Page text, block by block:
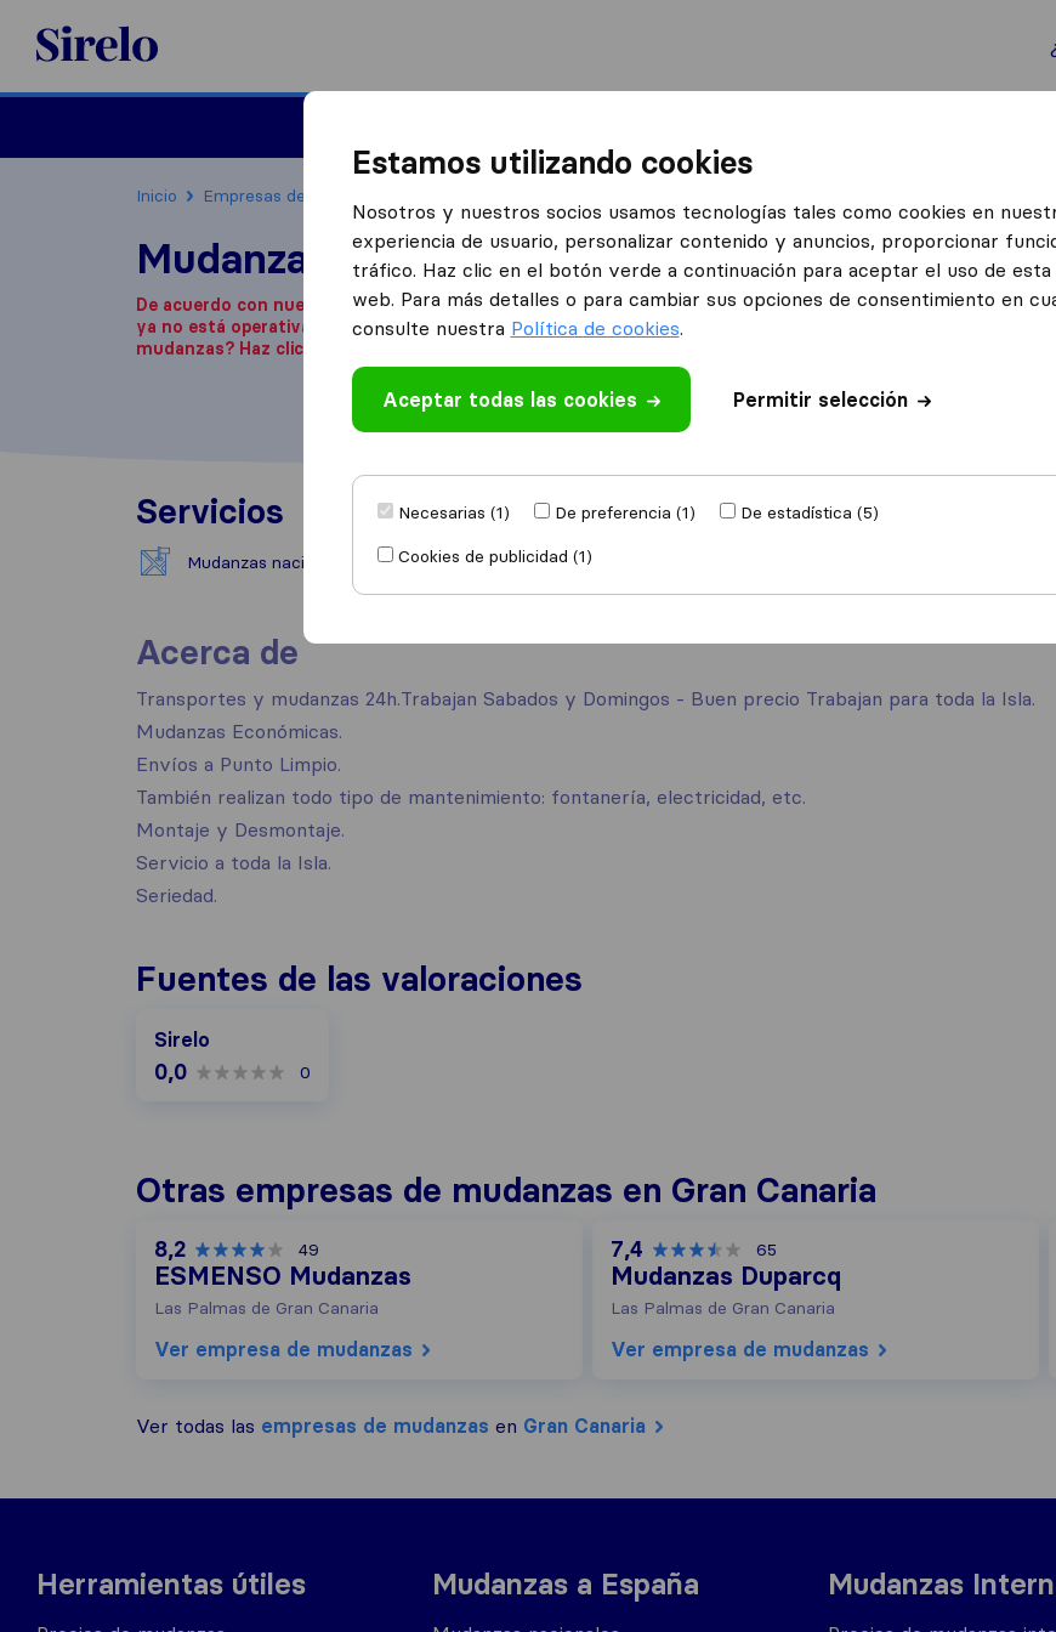
Sirelo.es
Inicio Empresas de mudanzas
Mudanzas 24h José
De acuerdo con nuestra información, esta empresa de mudanzas
ya no está operativa.
¿Estás buscando una empresa de
mudanzas? Haz clic
Servicios
Mudanzas nacionales
Acerca de
Transportes y mudanzas 24h.Trabajan Sabados y Domingos - Buen precio Trabajan para toda la Isla.
Mudanzas Económicas.
Envíos a Punto Limpio.
También realizan todo tipo de mantenimiento: fontanería, electricidad, etc.
Montaje y Desmontaje.
Servicio a toda la Isla.
Seriedad.
Fuentes de las valoraciones
Sirelo
0,0 0
Otras empresas de mudanzas en Gran Canaria
8,2 49
ESMENSO Mudanzas
Las Palmas de Gran Canaria
Ver empresa de mudanzas
7,4 65
Mudanzas Duparcq
Las Palmas de Gran Canaria
Ver empresa de mudanzas
Ver todas las empresas de mudanzas en Gran Canaria
Herramientas útiles Mudanzas a España Mudanzas
Estamos utilizando cookies
Nosotros y nuestros socios usamos tecnologías tales como cookies en
experiencia de usuario, personalizar contenido y anuncios, proporcionar
tráfico. Haz clic en el botón verde a continuación para aceptar el uso de
web. Para más detalles o para cambiar sus opciones de consentimiento en
consulte nuestra Política de cookies.
Aceptar todas las cookies Permitir selección
Necesarias (1) De preferencia (1)
De estadística (5)
Cookies de publicidad (1)